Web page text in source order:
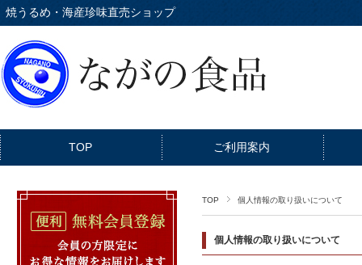
焼うるめ・海産珍味直売ショップ
TOP ご利用案内
TOP 個人情報の取り扱いについて
個人情報の取り扱いについて